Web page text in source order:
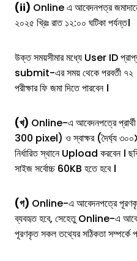
(ii) Online এ আবেদনপত্র
২০২৫ খ্রিঃ রাত ১২:০০ ঘটিকা পর্যন্ত।
উক্ত সময়সীমার মধ্যে User ID
submit-এর সময় থেকে পরবর্তী ৭২
পরীক্ষার ফি জমা দিতে পারবেন ।
(খ) Online-এ আবেদনপত্রে প্রার্থী
300 pixel) ও স্বাক্ষর (দৈর্ঘ্য
নির্ধারিত স্থানে Upload করবেন ।
সাইজ সর্বোচ্চ 60KB হতে হবে ।
(গ) Online-এ আবেদনপত্রে পূরণকৃত
ব্যবহৃত হবে, সেহেতু Online-এ
পূরণকৃত সকল তথ্যের সঠিকতা সম্পর্কে